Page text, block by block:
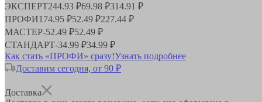
ЭКСПЕРТ244.93 ₽69.98 ₽314.91 ₽
ПРОФИ174.95 ₽52.49 ₽227.44 ₽
МАСТЕР-52.49 ₽52.49 ₽
СТАНДАРТ-34.99 ₽34.99 ₽
Как стать «ПРОФИ» сразу!Узнать подробнее
Доставим сегодня, от 90 ₽
Доставка